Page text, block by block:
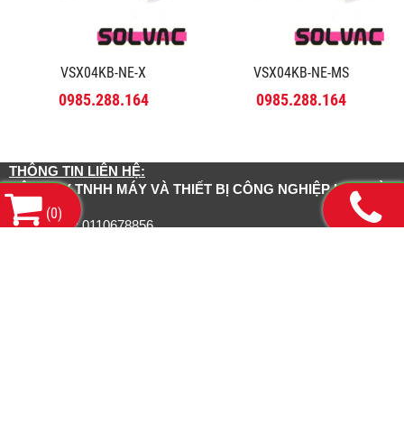
VSX04KB-NE-X
0985.288.164
VSX04KB-NE-MS
0985.288.164
THÔNG TIN LIÊN HỆ:
CÔNG TY TNHH MÁY VÀ THIẾT BỊ CÔNG NGHIỆP HDH HÀ
NỘI
Mã số thuế: 0110678856
(0)